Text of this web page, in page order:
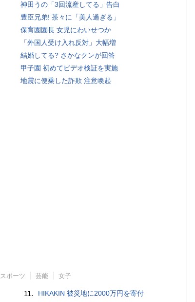
神田うの「3回流産してる」告白
豊臣兄弟! 茶々に「美人過ぎる」
保育園園長 女児にわいせつか
「外国人受け入れ反対」大幅増
結婚してる? さかなクンが回答
甲子園 初めてビデオ検証を実施
地震に便乗した詐欺 注意喚起
スポーツ 芸能 女子
11. HIKAKIN 被災地に2000万円を寄付